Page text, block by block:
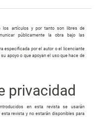
los artículos y por tanto son libres de
públicamente la obra bajo las
especificada por el autor o el licenciante
apoyo o que apoyan el uso que hace de
privacidad
en esta revista se usarán
revista y no estarán disponibles para